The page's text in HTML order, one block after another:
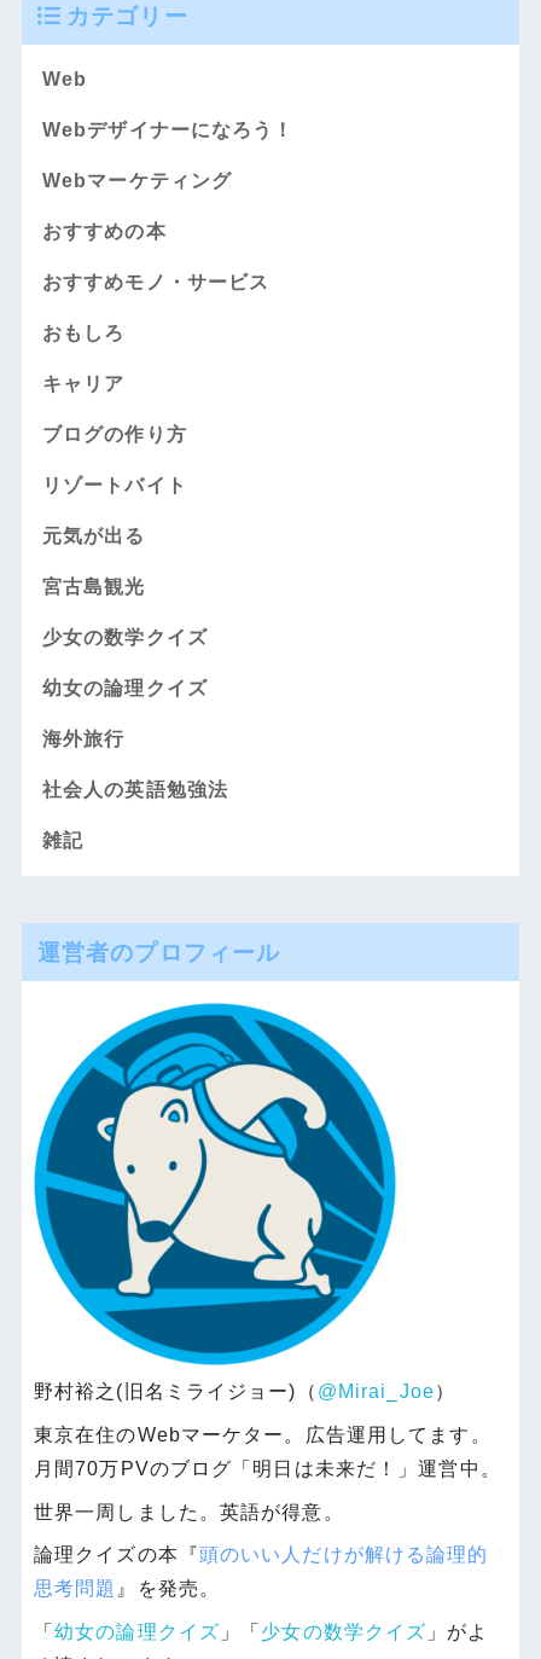
カテゴリー
Web
Webデザイナーになろう！
Webマーケティング
おすすめの本
おすすめモノ・サービス
おもしろ
キャリア
ブログの作り方
リゾートバイト
元気が出る
宮古島観光
少女の数学クイズ
幼女の論理クイズ
海外旅行
社会人の英語勉強法
雑記
運営者のプロフィール
野村裕之(旧名ミライジョー)（ @Mirai_Joe）
東京在住のWebマーケター。広告運用してます。
月間70万PVのブログ「明日は未来だ！」運営中。
世界一周しました。英語が得意。
論理クイズの本『 頭のいい人だけが解ける論理的
思考問題 』を発売。
「幼女の論理クイズ 」「 少女の数学クイズ 」がよ